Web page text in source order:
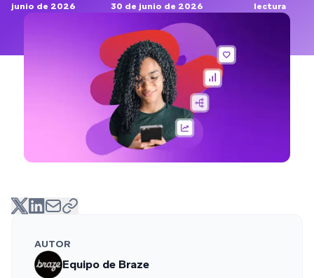
junio de 2026
30 de junio de 2026
lectura
AUTOR
Equipo de Braze